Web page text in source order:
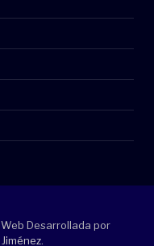
Desarrollada por
.